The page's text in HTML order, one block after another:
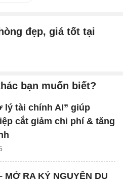
đẹp, giá tốt tại
bạn muốn biết?
lý tài chính AI” giúp
cắt giảm chi phí & tăng
MỞ RA KỶ NGUYÊN DU